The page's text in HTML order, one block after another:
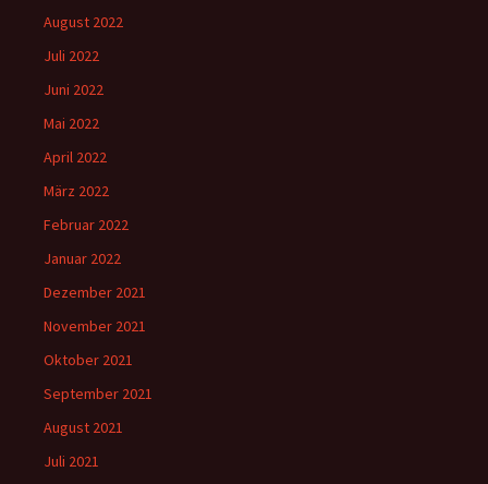
August 2022
Juli 2022
Juni 2022
Mai 2022
April 2022
März 2022
Februar 2022
Januar 2022
Dezember 2021
November 2021
Oktober 2021
September 2021
August 2021
Juli 2021